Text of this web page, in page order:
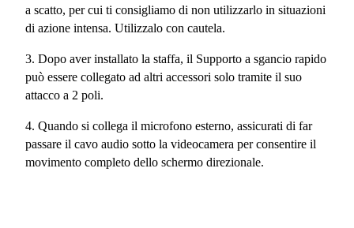
a scatto, per cui ti consigliamo di non utilizzarlo in situazioni
di azione intensa. Utilizzalo con cautela.
3. Dopo aver installato la staffa, il Supporto a sgancio rapido
può essere collegato ad altri accessori solo tramite il suo
attacco a 2 poli.
4. Quando si collega il microfono esterno, assicurati di far
passare il cavo audio sotto la videocamera per consentire il
movimento completo dello schermo direzionale.